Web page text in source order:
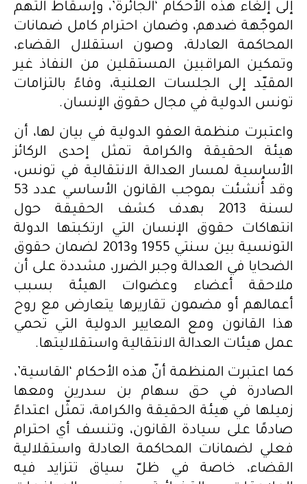
إلى إلغاء هذه الأحكام ‘الجائرة’، وإسقاط التهم
الموجّهة ضدهم، وضمان احترام كامل ضمانات
المحاكمة العادلة، وصون استقلال القضاء،
وتمكين المراقبين المستقلين من النفاذ غير
المقيّد إلى الجلسات العلنية، وفاءً بالتزامات
تونس الدولية في مجال حقوق الإنسان.
واعتبرت منظمة العفو الدولية في بيان لها، أن
هيئة الحقيقة والكرامة تمثل إحدى الركائز
الأساسية لمسار العدالة الانتقالية في تونس،
وقد أُنشئت بموجب القانون الأساسي عدد 53
لسنة 2013 بهدف كشف الحقيقة حول
انتهاكات حقوق الإنسان التي ارتكبتها الدولة
التونسية بين سنتي 1955 و2013 لضمان حقوق
الضحايا في العدالة وجبر الضرر، مشددة على أن
ملاحقة أعضاء وعضوات الهيئة بسبب
أعمالهم أو مضمون تقاريرها يتعارض مع روح
هذا القانون ومع المعايير الدولية التي تحمي
عمل هيئات العدالة الانتقالية واستقلاليتها.
كما اعتبرت المنظمة أنّ هذه الأحكام ‘القاسية’،
الصادرة في حق سهام بن سدرين ومعها
زميلها في هيئة الحقيقة والكرامة، تمثّل اعتداءً
صادمًا على سيادة القانون، وتنسف أي احترام
فعلي لضمانات المحاكمة العادلة واستقلالية
القضاء، خاصة في ظلّ سياق تتزايد فيه